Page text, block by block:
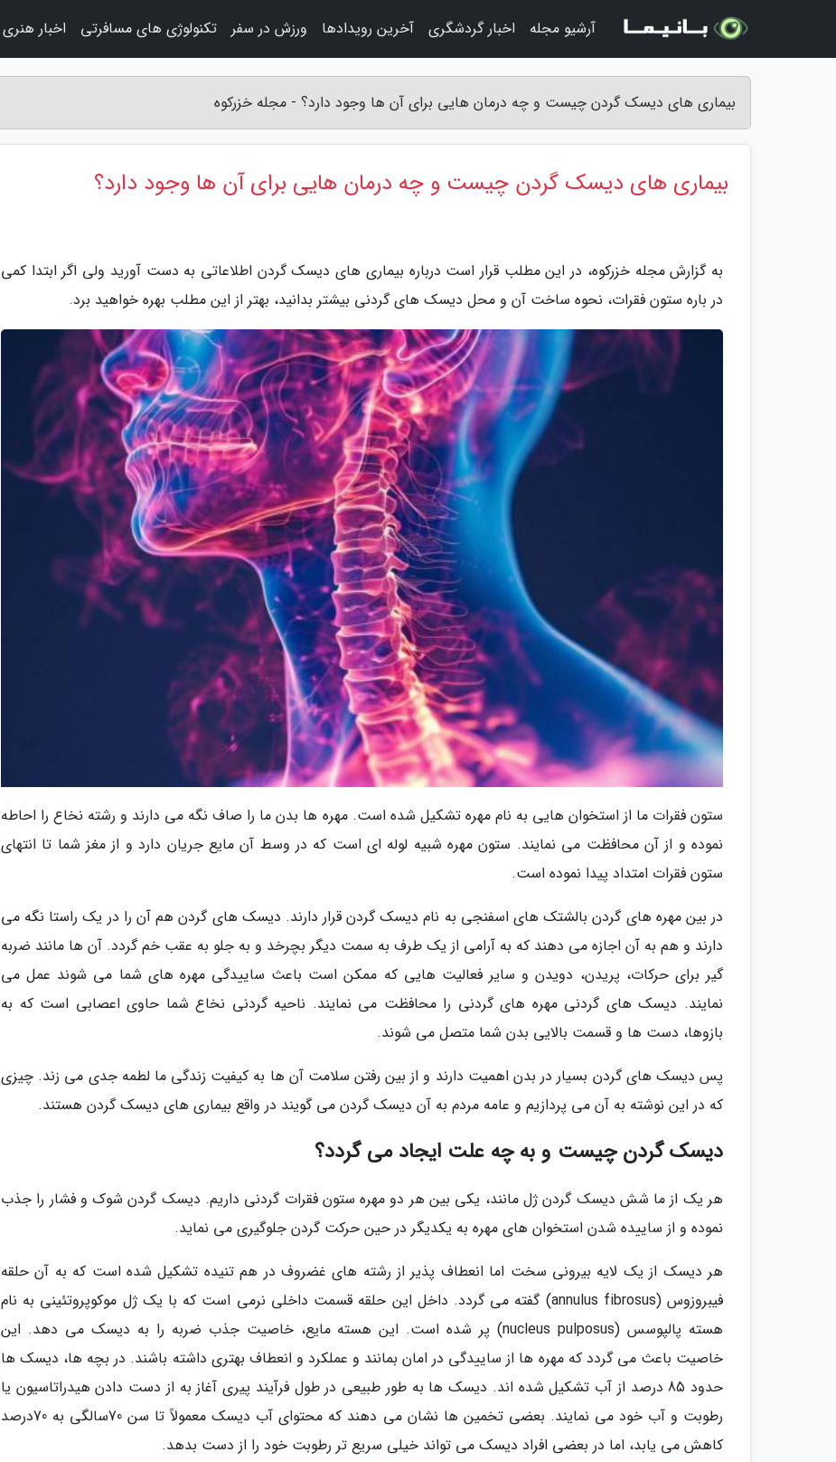
بیماری های دیسک گردن چیست و چه درمان هایی برای آن ها وجود دارد؟ - مجله خزرکوه
بیماری های دیسک گردن چیست و چه درمان هایی برای آن ها وجود دارد؟
به گزارش مجله خزرکوه، در این مطلب قرار است درباره بیماری های دیسک گردن اطلاعاتی به دست آورید ولی اگر ابتدا کمی
در باره ستون فقرات، نحوه ساخت آن و محل دیسک های گردنی بیشتر بدانید، بهتر از این مطلب بهره خواهید برد.
ستون فقرات ما از استخوان هایی به نام مهره تشکیل شده است. مهره ها بدن ما را صاف نگه می دارند و رشته نخاع را احاطه
نموده و از آن محافظت می نمایند. ستون مهره شبیه لوله ای است که در وسط آن مایع جریان دارد و از مغز شما تا انتهای
ستون فقرات امتداد پیدا نموده است.
در بین مهره های گردن بالشتک های اسفنجی به نام دیسک گردن قرار دارند. دیسک های گردن هم آن را در یک راستا نگه می
دارند و هم به آن اجازه می دهند که به آرامی از یک طرف به سمت دیگر بچرخد و به جلو به عقب خم گردد. آن ها مانند ضربه
گیر برای حرکات، پریدن، دویدن و سایر فعالیت هایی که ممکن است باعث ساییدگی مهره های شما می شوند عمل می
نمایند. دیسک های گردنی مهره های گردنی را محافظت می نمایند. ناحیه گردنی نخاع شما حاوی اعصابی است که به
بازوها، دست ها و قسمت بالایی بدن شما متصل می شوند.
پس دیسک های گردن بسیار در بدن اهمیت دارند و از بین رفتن سلامت آن ها به کیفیت زندگی ما لطمه جدی می زند. چیزی
که در این نوشته به آن می پردازیم و عامه مردم به آن دیسک گردن می گویند در واقع بیماری های دیسک گردن هستند.
دیسک گردن چیست و به چه علت ایجاد می گردد؟
هر یک از ما شش دیسک گردن ژل مانند، یکی بین هر دو مهره ستون فقرات گردنی داریم. دیسک گردن شوک و فشار را جذب
نموده و از ساییده شدن استخوان های مهره به یکدیگر در حین حرکت گردن جلوگیری می نماید.
هر دیسک از یک لایه بیرونی سخت اما انعطاف پذیر از رشته های غضروف در هم تنیده تشکیل شده است که به آن حلقه
فیبروزوس (annulus fibrosus) گفته می گردد. داخل این حلقه قسمت داخلی نرمی است که با یک ژل موکوپروتئینی به نام
هسته پالپوسس (nucleus pulposus) پر شده است. این هسته مایع، خاصیت جذب ضربه را به دیسک می دهد. این
خاصیت باعث می گردد که مهره ها از ساییدگی در امان بمانند و عملکرد و انعطاف بهتری داشته باشند. در بچه ها، دیسک ها
حدود 85 درصد از آب تشکیل شده اند. دیسک ها به طور طبیعی در طول فرآیند پیری آغاز به از دست دادن هیدراتاسیون یا
رطوبت و آب خود می نمایند. بعضی تخمین ها نشان می دهند که محتوای آب دیسک معمولاً تا سن 70سالگی به 70درصد
کاهش می یابد، اما در بعضی افراد دیسک می تواند خیلی سریع تر رطوبت خود را از دست بدهد.
آرشیو مجله اخبار گردشگری آخرین رویدادها ورزش در سفر تکنولوژی های مسافرتی اخبار هنری